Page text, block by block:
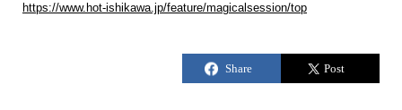
https://www.hot-ishikawa.jp/feature/magicalsession/top